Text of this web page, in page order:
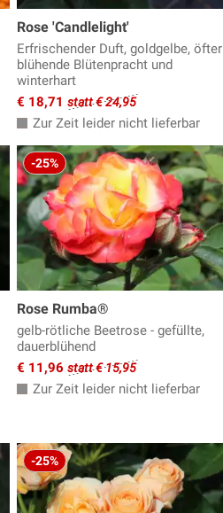
Rose 'Candlelight'
Erfrischender Duft, goldgelbe, öfter
blühende Blütenpracht und
winterhart
€ 18,71 statt € 24,95
Zur Zeit leider nicht lieferbar
-25%
Rose Rumba®
gelb-rötliche Beetrose - gefüllte,
dauerblühend
€ 11,96 statt € 15,95
Zur Zeit leider nicht lieferbar
-25%